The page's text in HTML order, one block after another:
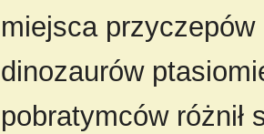
miejsca
dinozaurów
pobratymców różnił